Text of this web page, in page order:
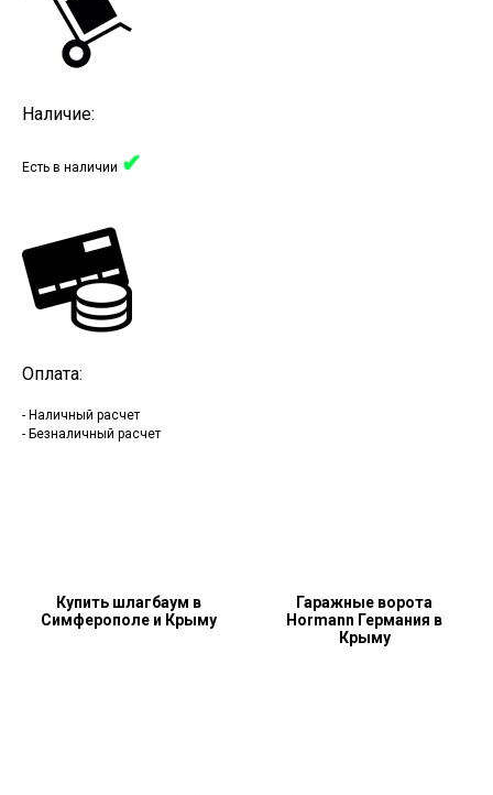
Наличие:
Есть в наличии ✔
Оплата:
- Наличный расчет
- Безналичный расчет
Купить шлагбаум в
Симферополе и Крыму
Гаражные ворота
Hormann Германия в
Крыму